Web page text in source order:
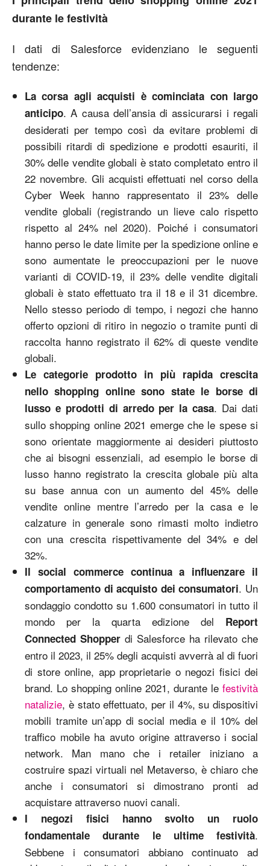
durante le festività
I dati di Salesforce evidenziano le seguenti
tendenze:
La corsa agli acquisti è cominciata con largo
anticipo. A causa dell’ansia di assicurarsi i regali
desiderati per tempo così da evitare problemi di
possibili ritardi di spedizione e prodotti esauriti, il
30% delle vendite globali è stato completato entro il
22 novembre. Gli acquisti effettuati nel corso della
Cyber Week hanno rappresentato il 23% delle
vendite globali (registrando un lieve calo rispetto
rispetto al 24% nel 2020). Poiché i consumatori
hanno perso le date limite per la spedizione online e
sono aumentate le preoccupazioni per le nuove
varianti di COVID-19, il 23% delle vendite digitali
globali è stato effettuato tra il 18 e il 31 dicembre.
Nello stesso periodo di tempo, i negozi che hanno
offerto opzioni di ritiro in negozio o tramite punti di
raccolta hanno registrato il 62% di queste vendite
globali.
Le categorie prodotto in più rapida crescita
nello shopping online sono state le borse di
lusso e prodotti di arredo per la casa. Dai dati
sullo shopping online 2021 emerge che le spese si
sono orientate maggiormente ai desideri piuttosto
che ai bisogni essenziali, ad esempio le borse di
lusso hanno registrato la crescita globale più alta
su base annua con un aumento del 45% delle
vendite online mentre l’arredo per la casa e le
calzature in generale sono rimasti molto indietro
con una crescita rispettivamente del 34% e del
32%.
Il social commerce continua a influenzare il
comportamento di acquisto dei consumatori. Un
sondaggio condotto su 1.600 consumatori in tutto il
mondo per la quarta edizione del Report
Connected Shopper di Salesforce ha rilevato che
entro il 2023, il 25% degli acquisti avverrà al di fuori
di store online, app proprietarie o negozi fisici dei
brand. Lo shopping online 2021, durante le festività
natalizie, è stato effettuato, per il 4%, su dispositivi
mobili tramite un’app di social media e il 10% del
traffico mobile ha avuto origine attraverso i social
network. Man mano che i retailer iniziano a
costruire spazi virtuali nel Metaverso, è chiaro che
anche i consumatori si dimostrano pronti ad
acquistare attraverso nuovi canali.
I negozi fisici hanno svolto un ruolo
fondamentale durante le ultime festività.
Sebbene i consumatori abbiano continuato ad